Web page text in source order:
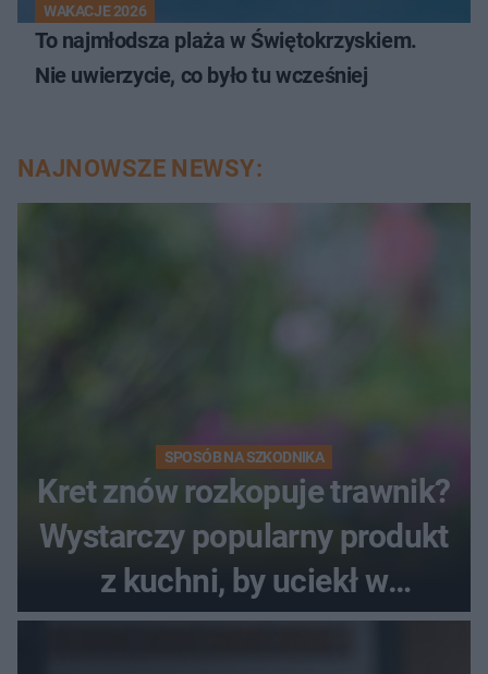
WAKACJE 2026
To najmłodsza plaża w Świętokrzyskiem.
Nie uwierzycie, co było tu wcześniej
NAJNOWSZE NEWSY:
SPOSÓB NA SZKODNIKA
Kret znów rozkopuje trawnik?
Wystarczy popularny produkt
z kuchni, by uciekł w
popłochu